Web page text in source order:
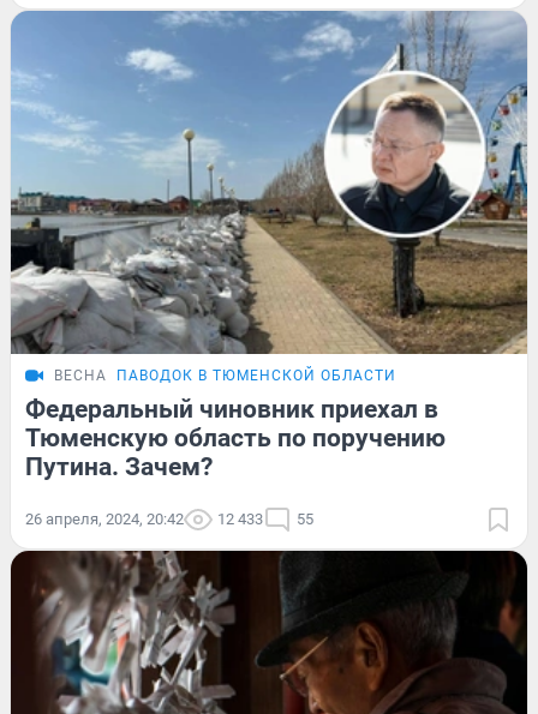
ВЕСНА ПАВОДОК В ТЮМЕНСКОЙ ОБЛАСТИ
Федеральный чиновник приехал в
Тюменскую область по поручению
Путина. Зачем?
26 апреля, 2024, 20:42 12 433 55